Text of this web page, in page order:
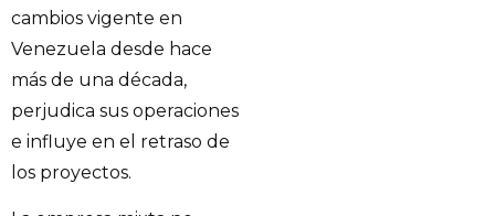
cambios vigente en
Venezuela desde hace
más de una década,
perjudica sus operaciones
e influye en el retraso de
los proyectos.